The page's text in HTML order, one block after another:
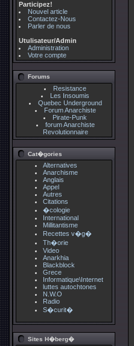
Participez!
Nouvel article
Contactez-Nous
Parler de nous
Utulisateur/Admin
Administration
Votre compte
Forums
Resistance
Les Insoumis
Quebec Underground
Forum Anarchiste
Pirate-Punk
forum Anarchiste
Revolutionnaire
Cat�gories
Alternatives
Anarchisme
Anglais
Appel
Autres
Citations
�cologie
International
Millitantisme
Recettes v�g�
Th�orie
Video
Anarkhia
Blackblock
Grece
Informatique\Internet
luttes autochtones
N.W.O
Radio
S�curit�
Sites H�berg�